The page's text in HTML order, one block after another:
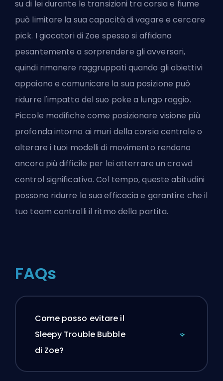
su di lei durante le transizioni tra corsia e fiume
può limitare la sua capacità di vagare e cercare
pick. I giocatori di Zoe spesso si affidano
pesantemente a sorprendere gli avversari,
quindi rimanere raggruppati quando gli obiettivi
appaiono e comunicare la sua posizione può
ridurre l'impatto del suo poke a lungo raggio.
Piccole modifiche come posizionare visione più
profonda intorno ai muri della corsia centrale o
alterare i tuoi modelli di movimento rendono
ancora più difficile per lei atterrare un crowd
control significativo. Col tempo, queste abitudini
possono ridurre la sua efficacia e garantire che il
tuo team controlli il ritmo della partita.
FAQs
Come posso evitare il
Sleepy Trouble Bubble
di Zoe?